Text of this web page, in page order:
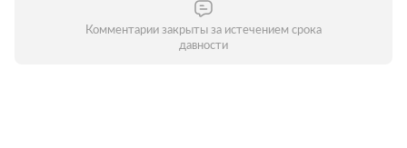
Комментарии закрыты за истечением срока
давности